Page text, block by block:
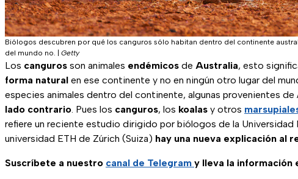
Biólogos descubren por qué los canguros sólo habitan dentro del continente
del mundo no.
Getty
Los canguros son animales endémicos de Australia, esto
forma natural en ese continente y no en ningún otro lugar del
especies animales dentro del continente, algunas provenientes de
lado contrario. Pues los canguros, los koalas y otros
refiere un reciente estudio dirigido por biólogos de la Universidad
universidad ETH de Zúrich (Suiza) hay una nueva explicación al
Suscríbete a nuestro canal de Telegram y lleva la información